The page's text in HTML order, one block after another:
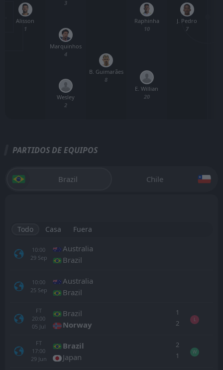
Alisson
1
Wesley
2
Marquinhos
4
3
B. Guimarães
8
E. Willian
20
Raphinha
10
J. Pedro
7
PARTIDOS DE EQUIPOS
Brazil Chile
Todo Casa Fuera
10:00
29 Sep
Australia
Brazil
10:00
25 Sep
Australia
Brazil
FT
20:00
05 Jul
Brazil
Norway
1
2
L
FT
17:00
29 Jun
Brazil
Japan
2
1
W